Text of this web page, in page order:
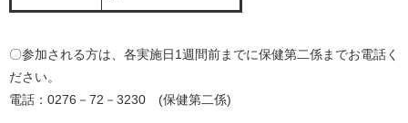
〇参加される方は、各実施日1週間前までに保健第二係までお電話く
ださい。
電話：0276－72－3230 (保健第二係)